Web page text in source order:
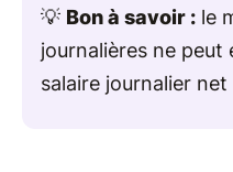
💡 Bon à savoir : le
journalières ne
salaire journalier net